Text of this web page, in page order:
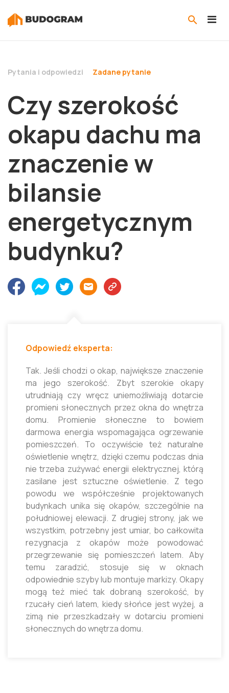
Pytania i odpowiedzi Zadane pytanie
Czy szerokość
okapu dachu ma
znaczenie w
bilansie
energetycznym
budynku?
Odpowiedź eksperta:
Tak. Jeśli chodzi o okap, największe znaczenie
ma jego szerokość. Zbyt szerokie okapy
utrudniają czy wręcz uniemożliwiają dotarcie
promieni słonecznych przez okna do wnętrza
domu. Promienie słoneczne to bowiem
darmowa energia wspomagająca ogrzewanie
pomieszczeń. To oczywiście też naturalne
oświetlenie wnętrz, dzięki czemu podczas dnia
nie trzeba zużywać energii elektrycznej, którą
zasilane jest sztuczne oświetlenie. Z tego
powodu we współcześnie projektowanych
budynkach unika się okapów, szczególnie na
południowej elewacji. Z drugiej strony, jak we
wszystkim, potrzebny jest umiar, bo całkowita
rezygnacja z okapów może powodować
przegrzewanie się pomieszczeń latem. Aby
temu zaradzić, stosuje się w oknach
odpowiednie szyby lub montuje markizy. Okapy
mogą też mieć tak dobraną szerokość, by
rzucały cień latem, kiedy słońce jest wyżej, a
zimą nie przeszkadzały w dotarciu promieni
słonecznych do wnętrza domu.